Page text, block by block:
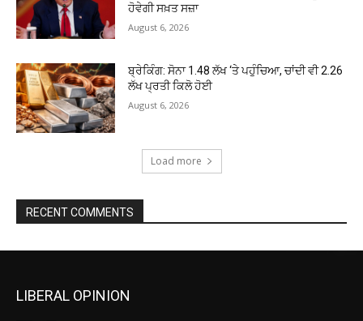
ਹੋਵੇਗੀ ਸਖ਼ਤ ਸਜ਼ਾ
August 6, 2026
ਬ੍ਰੇਕਿੰਗ: ਸੋਨਾ ₹1.48 ਲੱਖ ‘ਤੇ ਪਹੁੰਚਿਆ, ਚਾਂਦੀ ਵੀ ₹2.26
ਲੱਖ ਪ੍ਰਤੀ ਕਿਲੋ ਹੋਈ
August 6, 2026
Load more
RECENT COMMENTS
LIBERAL OPINION